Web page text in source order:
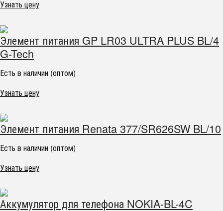
Узнать цену
Элемент питания GP LR03 ULTRA PLUS BL/4
G-Tech
Есть в наличии (оптом)
Узнать цену
Элемент питания Renata 377/SR626SW BL/10
Есть в наличии (оптом)
Узнать цену
Аккумулятор для телефона NOKIA-BL-4C